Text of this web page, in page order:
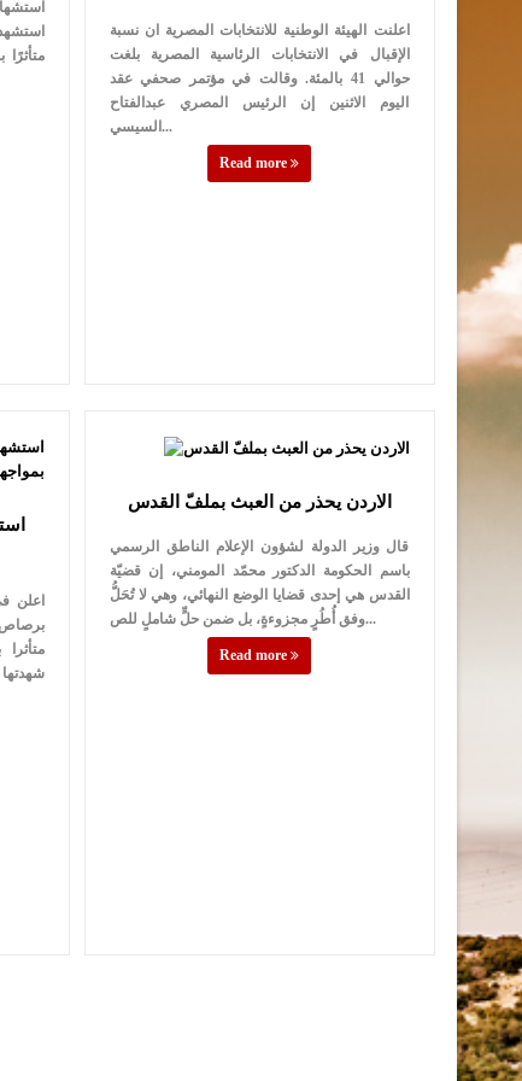
اعلنت الهيئة الوطنية للانتخابات المصرية ان نسبة
الإقبال في الانتخابات الرئاسية المصرية بلغت
حوالي 41 بالمئة. وقالت في مؤتمر صحفي عقد
اليوم الاثنين إن الرئيس المصري عبدالفتاح
السيسي...
Read more
اعلن
برصاص
الاردن يحذر من العبث بملفّ القدس
قال وزير الدولة لشؤون الإعلام الناطق الرسمي
باسم الحكومة الدكتور محمّد المومني، إن قضيّة
القدس هي إحدى قضايا الوضع النهائي، وهي لا تُحَلُّ
وفق أُطُرٍ مجزوءةٍ، بل ضمن حلٍّ شاملٍ للص...
Read more